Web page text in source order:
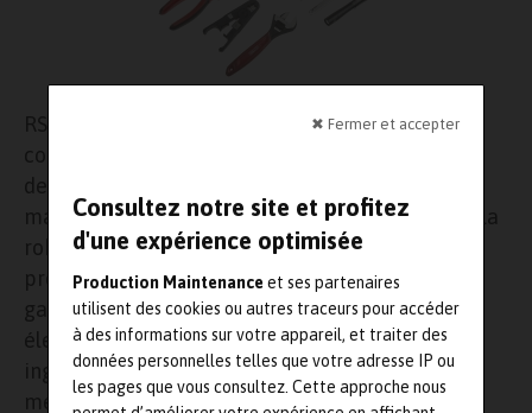
✖ Fermer et accepter
Consultez notre site et profitez
d'une expérience optimisée
Production Maintenanceet ses partenaires
utilisent des cookies ou autres traceurs pour accéder
à des informations sur votre appareil, et traiter des
données personnelles telles que votre adresse IP ou
les pages que vous consultez. Cette approche nous
RS Components vient de lancer une série
complète de kits d’outillage RS Pro répondant
destinée à la maintenance, la sécurité des
machines, les transports et les services publics, la
robotique, le contrôle du mouvement et les
projets industriels IoT. Cette nouvelle
gamme comprend des kits pour les applications
électroniques générales et des kits pour les
ingénieurs de maintenance, les techniciens, les
mécaniciens et les électriciens. On y trouve